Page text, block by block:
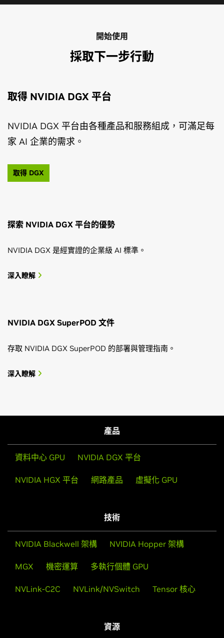
開始使用
採取下一步行動
取得 NVIDIA DGX 平台
NVIDIA DGX 平台由各種產品和服務組成，可滿足每
家 AI 企業的需求。
取得 DGX
探索 NVIDIA DGX 平台的優勢
NVIDIA DGX 是經實證的企業級 AI 標準。
深入瞭解
NVIDIA DGX SuperPOD 文件
存取 NVIDIA DGX SuperPOD 的部署與管理指南。
深入瞭解
產品
資料中心 GPU NVIDIA DGX 平台
NVIDIA HGX 平台 網路產品 虛擬化 GPU
技術
NVIDIA Blackwell 架構 NVIDIA Hopper 架構
MGX 機密運算 多執行個體 GPU
NVLink-C2C NVLink/NVSwitch Tensor 核心
資源